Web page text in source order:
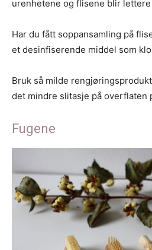
urenhetene og flisene blir lettere
Har du fått soppansamling på
et desinfiserende middel som
Bruk så milde
det mindre slitasje på overflaten
Fugene